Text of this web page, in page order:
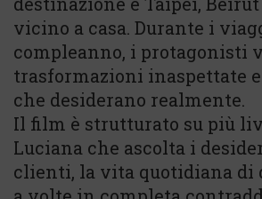
vicino a casa. Durante i
compleanno, i protagonisti
trasformazioni inaspettate
che desiderano realmente.
Il film è strutturato su più
Luciana che ascolta i
clienti, la vita quotidiana di